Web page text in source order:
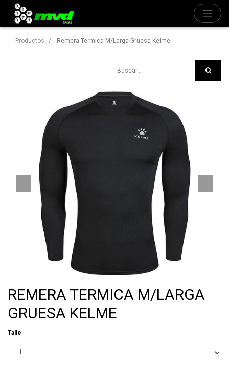
Productos Remera Termica M/Larga Gruesa Kelme
REMERA TERMICA M/LARGA
GRUESA KELME
Talle